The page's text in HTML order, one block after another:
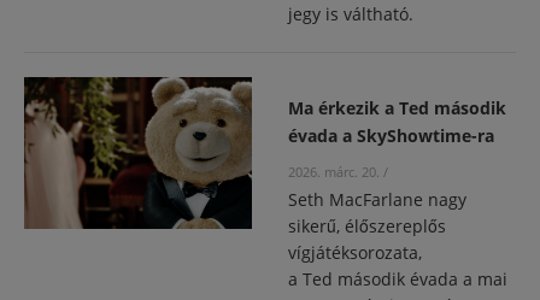
jegy is váltható.
Ma érkezik a Ted második
évada a SkyShowtime-ra
2026. márc. 20. /
Seth MacFarlane nagy
sikerű, élőszereplős
vígjátéksorozata,
a Ted második évada a mai